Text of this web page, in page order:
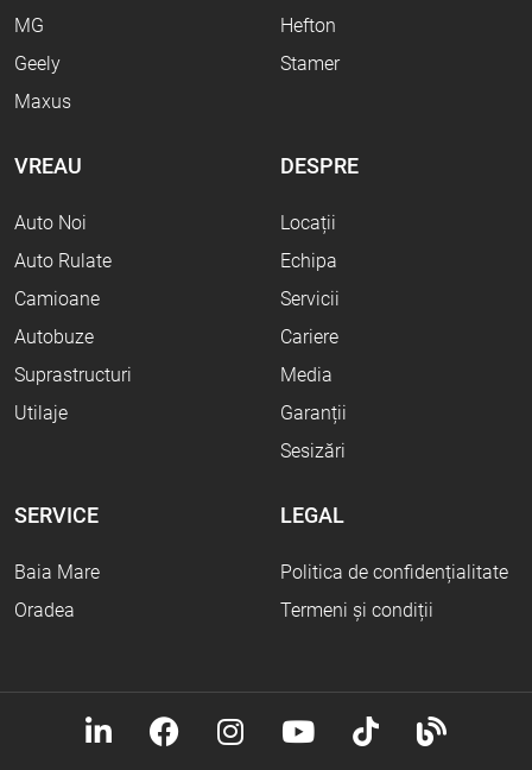
MG
Geely
Maxus
Hefton
Stamer
VREAU
Auto Noi
Auto Rulate
Camioane
Autobuze
Suprastructuri
Utilaje
DESPRE
Locații
Echipa
Servicii
Cariere
Media
Garanții
Sesizări
SERVICE
Baia Mare
Oradea
LEGAL
Politica de confidențialitate
Termeni și condiții